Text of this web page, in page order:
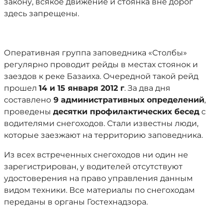
здесь запрещены.
Оперативная группа заповедника «Столбы»
регулярно проводит рейды в местах стоянок и
заездов к реке Базаиха. Очередной такой рейд
прошел 14 и 15 января 2012 г. За два дня
составлено 9 административных определений,
проведены десятки профилактических бесед с
водителями снегоходов. Стали известны люди,
которые заезжают на территорию заповедника.
Из всех встреченных снегоходов ни один не
зарегистрирован, у водителей отсутствуют
удостоверения на право управления данным
видом техники. Все материалы по снегоходам
переданы в органы Гостехнадзора.